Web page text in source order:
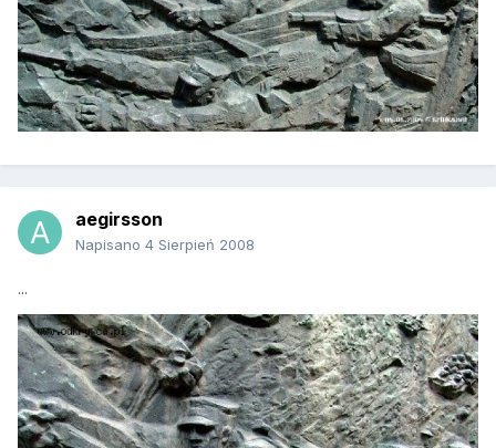
aegirsson
Napisano 4 Sierpień 2008
...